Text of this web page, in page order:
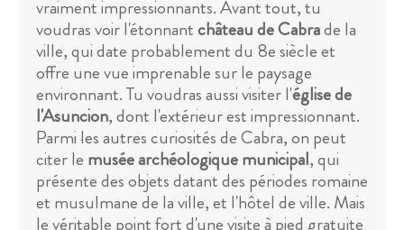
vraiment impressionnants. Avant tout, tu
voudras voir l'étonnantchâteau de Cabrade la
ville, qui date probablement du 8e siècle et
offre une vue imprenable sur le paysage
environnant. Tu voudras aussi visiter l'église de
l'Asuncion, dont l'extérieur est impressionnant.
Parmi les autres curiosités de Cabra, on peut
citer le musée archéologique municipal, qui
présente des objets datant des périodes romaine
et musulmane de la ville, et l'hôtel de ville. Mais
le véritable point fort d'une visite à pied gratuite